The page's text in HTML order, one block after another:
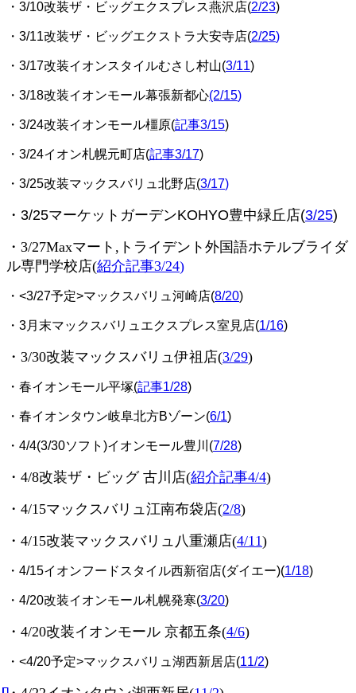
・3/10改装ザ・ビッグエクスプレス燕沢店(2/23)
・3/11改装ザ・ビッグエクストラ大安寺店(2/25)
・3/17改装イオンスタイルむさし村山(3/11)
・3/18改装イオンモール幕張新都心(2/15)
・3/24改装イオンモール橿原(記事3/15)
・3/24イオン札幌元町店(記事3/17)
・3/25改装マックスバリュ北野店(3/17)
・3/25マーケットガーデンKOHYO豊中緑丘店(3/25)
・3/27Maxマート,トライデント外国語ホテルブライダ
ル専門学校店(紹介記事3/24)
・<3/27予定>マックスバリュ河崎店(8/20)
・3月末マックスバリュエクスプレス室見店(1/16)
・3/30改装マックスバリュ伊祖店(3/29)
・春イオンモール平塚(記事1/28)
・春イオンタウン岐阜北方Bゾーン(6/1)
・4/4(3/30ソフト)イオンモール豊川(7/28)
・4/8改装ザ・ビッグ 古川店(紹介記事4/4)
・4/15マックスバリュ江南布袋店(2/8)
・4/15改装マックスバリュ八重瀬店(4/11)
・4/15イオンフードスタイル西新宿店(ダイエー)(1/18)
・4/20改装イオンモール札幌発寒(3/20)
・4/20改装イオンモール 京都五条(4/6)
・<4/20予定>マックスバリュ湖西新居店(11/2)